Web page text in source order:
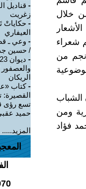
خلال
شعراء
نجم من
الشباب
ومن
فؤاد
- قناديل
زغريت
- حكاياتْ
العيفاري
- وعي ـ
/ حسين
-
الريكان
-كتاب
القصيرة:
تسع رؤى
حميد
المزيد.....